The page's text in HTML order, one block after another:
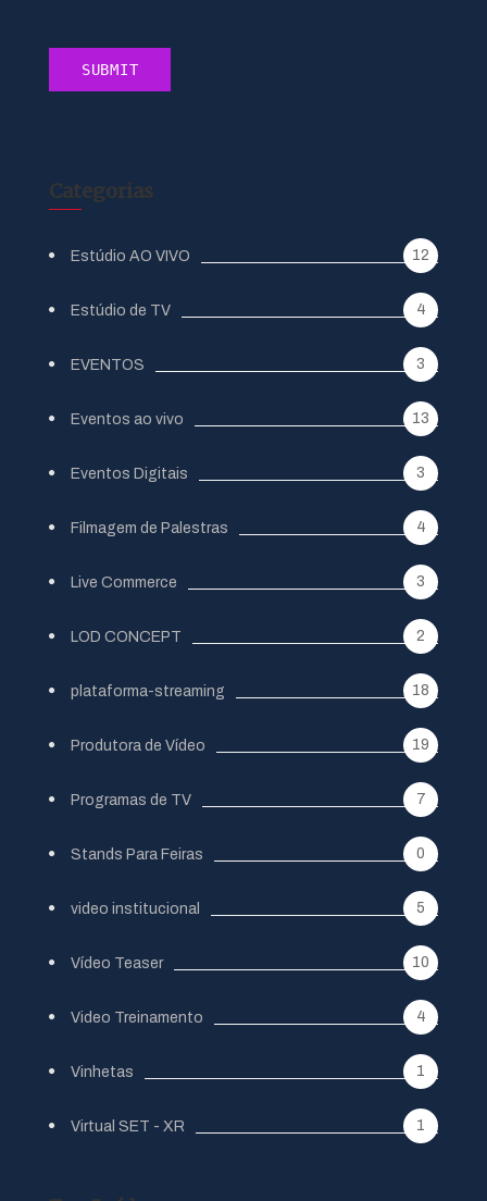
Categorias
Estúdio AO VIVO 12
Estúdio de TV 4
EVENTOS 3
Eventos ao vivo 13
Eventos Digitais 3
Filmagem de Palestras 4
Live Commerce 3
LOD CONCEPT 2
plataforma-streaming 18
Produtora de Vídeo 19
Programas de TV 7
Stands Para Feiras 0
video institucional 5
Vídeo Teaser 10
Video Treinamento 4
Vinhetas 1
Virtual SET - XR 1